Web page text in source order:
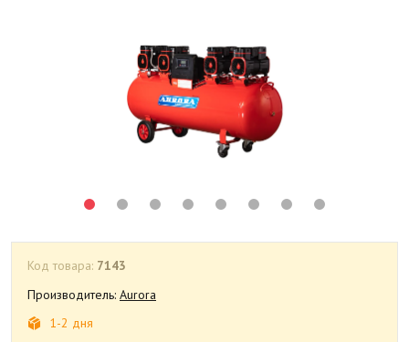
Код товара: 7143
Производитель: Aurora
1-2 дня